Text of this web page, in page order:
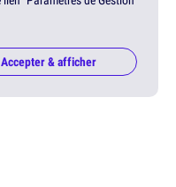
Accepter & afficher